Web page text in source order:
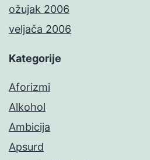
ožujak 2006
veljača 2006
Kategorije
Aforizmi
Alkohol
Ambicija
Apsurd